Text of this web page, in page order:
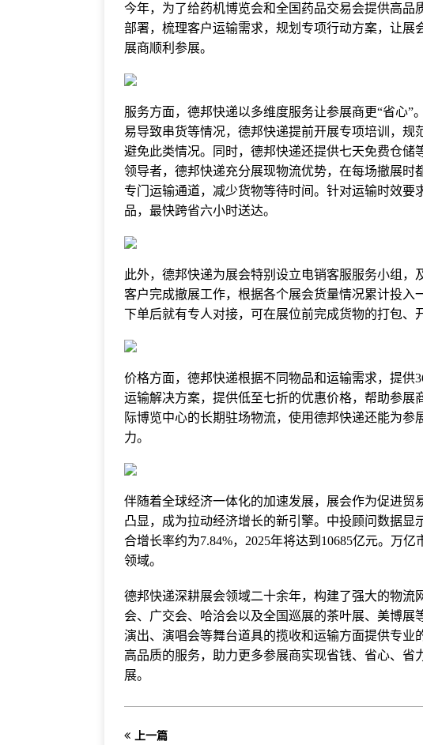
今年，为了给药机博览会和全国药品交易会提供高品
部署，梳理客户运输需求，规划专项行动方案，让展
展商顺利参展。
服务方面，德邦快递以多维度服务让参展商更“省心
易导致串货等情况，德邦快递提前开展专项培训，规
避免此类情况。同时，德邦快递还提供七天免费仓储
领导者，德邦快递充分展现物流优势，在每场撤展时
专门运输通道，减少货物等待时间。针对运输时效要
品，最快跨省六小时送达。
此外，德邦快递为展会特别设立电销客服服务小组
客户完成撤展工作，根据各个展会货量情况累计投入
下单后就有专人对接，可在展位前完成货物的打包、
价格方面，德邦快递根据不同物品和运输需求，提供
运输解决方案，提供低至七折的优惠价格，帮助参展
际博览中心的长期驻场物流，使用德邦快递还能为
力。
伴随着全球经济一体化的加速发展，展会作为促进贸
凸显，成为拉动经济增长的新引擎。中投顾问数据显
合增长率约为7.84%，2025年将达到10685亿元。万
领域。
德邦快递深耕展会领域二十余年，构建了强大的物流
会、广交会、哈洽会以及全国巡展的茶叶展、美博展
演出、演唱会等舞台道具的揽收和运输方面提供专业
高品质的服务，助力更多参展商实现省钱、省心、省
展。
上一篇